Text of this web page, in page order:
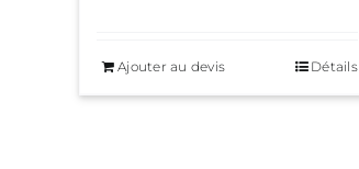
Ajouter au devis Détails